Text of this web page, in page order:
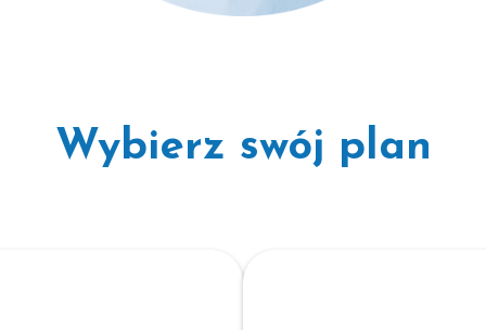
Wybierz swój plan